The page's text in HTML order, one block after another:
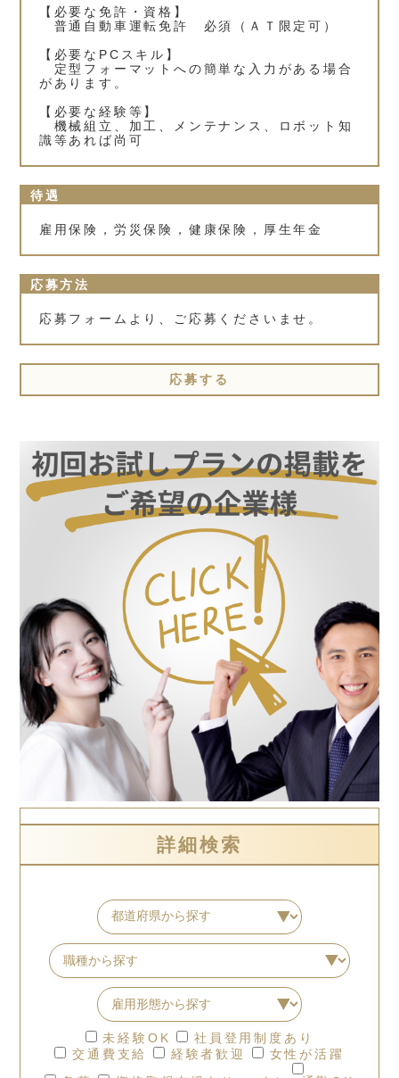
詳細検索
未経験OK
社員登用制度あり
交通費支給
経験者歓迎
女性が活躍
【必要な免許・資格】
普通自動車運転免許 必須（ＡＴ限定可）
【必要なPCスキル】
定型フォーマットへの簡単な入力がある場合
があります。
【必要な経験等】
機械組立、加工、メンテナンス、ロボット知
識等あれば尚可
待遇
雇用保険，労災保険，健康保険，厚生年金
応募方法
応募フォームより、ご応募くださいませ。
応募する